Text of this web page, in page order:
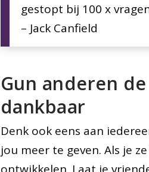
gestopt bij 100 x
– Jack Canfield
Gun anderen
dankbaar
Denk ook eens aan
jou meer te geven. Als je
ontwikkelen. Laat je